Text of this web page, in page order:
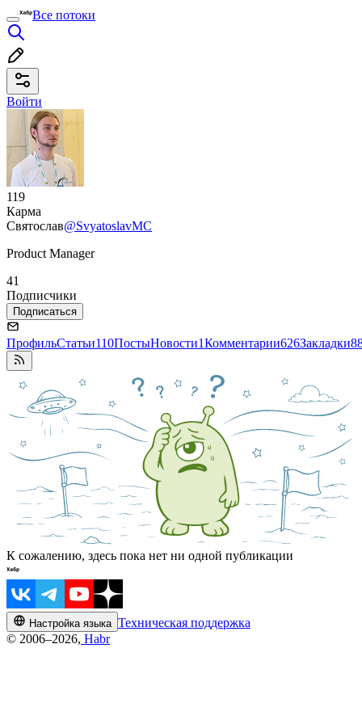
Все потоки
Войти
119
Карма
Святослав@SvyatoslavMC
Product Manager
41
Подписчики
Подписаться
ПрофильСтатьи110ПостыНовости1Комментарии626Закладки
К сожалению, здесь пока нет ни одной публикации
Настройка языка Техническая поддержка
© 2006–2026, Habr